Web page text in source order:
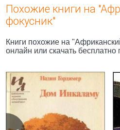
Похожие книги на
фокусник"
Книги похожие на
онлайн или скачать